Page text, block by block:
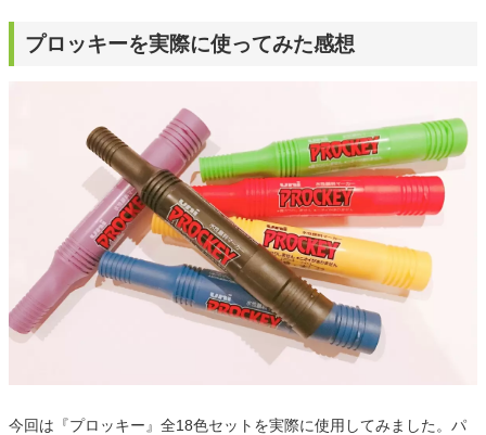
プロッキーを実際に使ってみた感想
今回は『プロッキー』全18色セットを実際に使用してみました。パ